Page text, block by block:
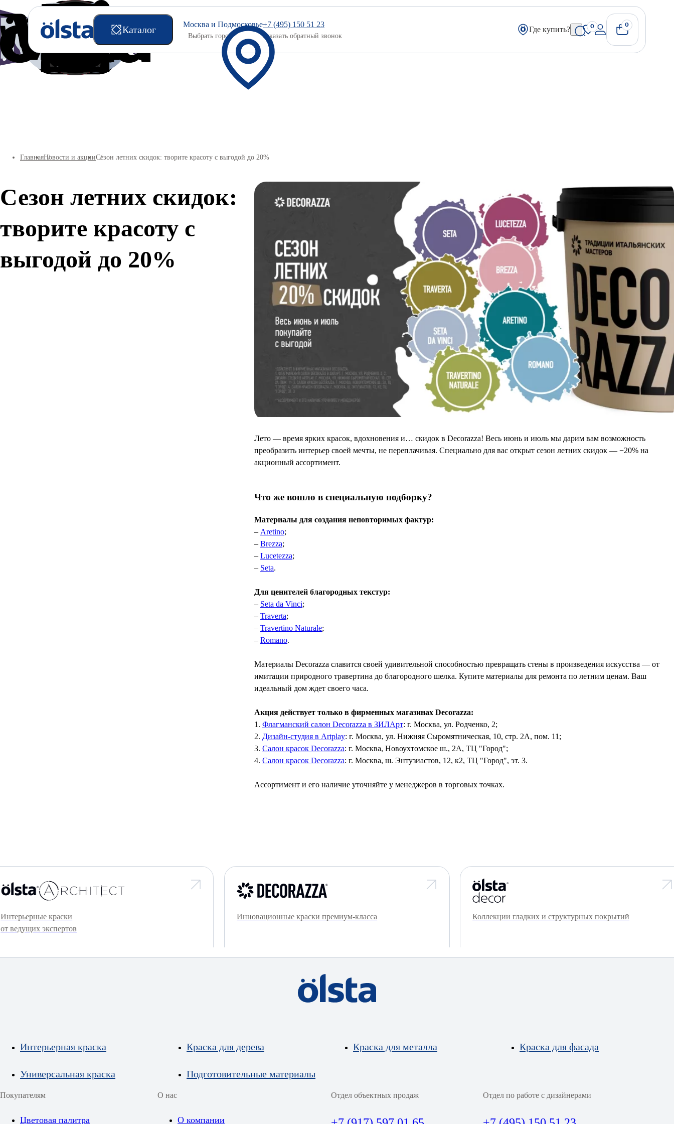
Каталог Москва и Подмосковье
Выбрать город
+7 (495) 150 51 23
Заказать обратный звонок
Где купить? 0 0
Подготовительные материалы
Краска для дерева
Цветовая палитра
Отзывы
Где купить
Оплата и возврат
Доставка
Вопрос-ответ
Контакты
О компании
Портфолио
Партнерам
ГлавнаяНовости и акцииСезон летних скидок: творите красоту с выгодой до 20%
Сезон летних скидок:
творите красоту с
выгодой до 20%
Лето — время ярких красок, вдохновения и… скидок в Decorazza! Весь июнь и июль мы дарим вам возможность
преобразить интерьер своей мечты, не переплачивая. Специально для вас открыт сезон летних скидок — −20% на
акционный ассортимент.
Что же вошло в специальную подборку?
Материалы для создания неповторимых фактур:
– Aretino;
– Brezza;
– Lucetezza;
– Seta.
Для ценителей благородных текстур:
– Seta da Vinci;
– Traverta;
– Travertino Naturale;
– Romano.
Материалы Decorazza славится своей удивительной способностью превращать стены в произведения искусства — от
имитации природного травертина до благородного шелка. Купите материалы для ремонта по летним ценам. Ваш
идеальный дом ждет своего часа.
Акция действует только в фирменных магазинах Decorazza:
1. Флагманский салон Decorazza в ЗИЛАрт: г. Москва, ул. Родченко, 2;
2. Дизайн-студия в Artplay: г. Москва, ул. Нижняя Сыромятническая, 10, стр. 2А, пом. 11;
3. Салон красок Decorazza: г. Москва, Новоухтомское ш., 2А, ТЦ "Город";
4. Салон красок Decorazza: г. Москва, ш. Энтузиастов, 12, к2, ТЦ "Город", эт. 3.
Ассортимент и его наличие уточняйте у менеджеров в торговых точках.
Интерьерные краски
от ведущих экспертов
Инновационные краски премиум-класса Коллекции гладких и структурных покрытий
Интерьерная краска Краска для дерева Краска для металла Краска для фасада
Универсальная краска Подготовительные материалы
Покупателям
Цветовая палитра
О нас
О компании
Отдел объектных продаж Отдел по работе с дизайнерами